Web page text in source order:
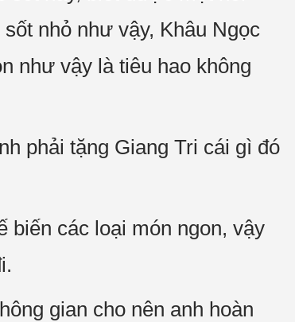
nhỏ như vậy, Khâu Ngọc
như vậy là tiêu hao không
phải tặng Giang Tri cái gì đó
biến các loại món ngon, vậy
gian cho nên anh hoàn